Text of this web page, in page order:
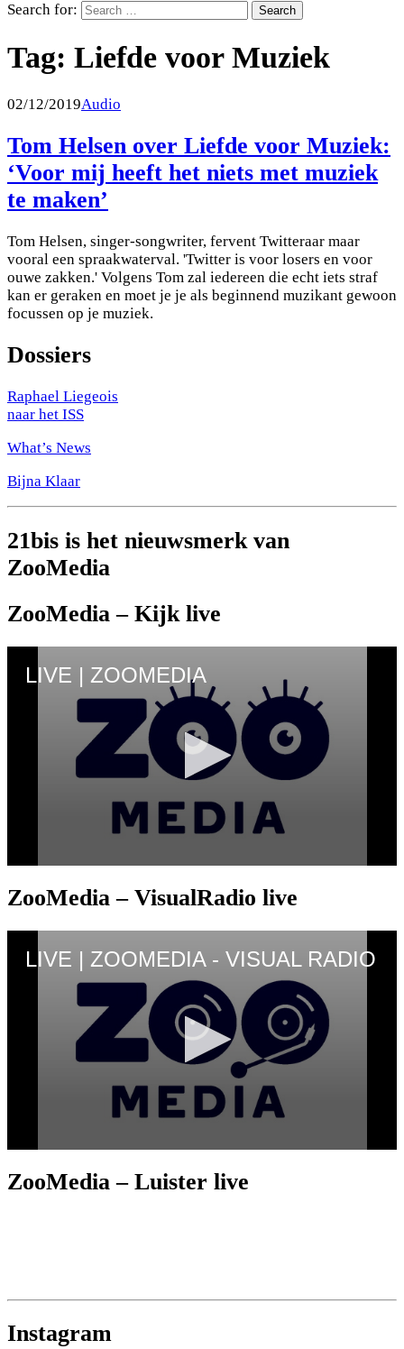
Search for:
Tag: Liefde voor Muziek
02/12/2019Audio
Tom Helsen over Liefde voor Muziek:
‘Voor mij heeft het niets met muziek
te maken’
Tom Helsen, singer-songwriter, fervent Twitteraar maar
vooral een spraakwaterval. 'Twitter is voor losers en voor
ouwe zakken.' Volgens Tom zal iedereen die echt iets straf
kan er geraken en moet je je als beginnend muzikant gewoon
focussen op je muziek.
Dossiers
Raphael Liegeois
naar het ISS
What’s News
Bijna Klaar
21bis is het nieuwsmerk van
ZooMedia
ZooMedia – Kijk live
ZooMedia – VisualRadio live
ZooMedia – Luister live
Instagram